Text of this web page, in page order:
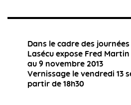
Dans le cadre des
Lasécu expose Fred
au 9 novembre 2013
Vernissage le vendredi 13
partir de 18h30